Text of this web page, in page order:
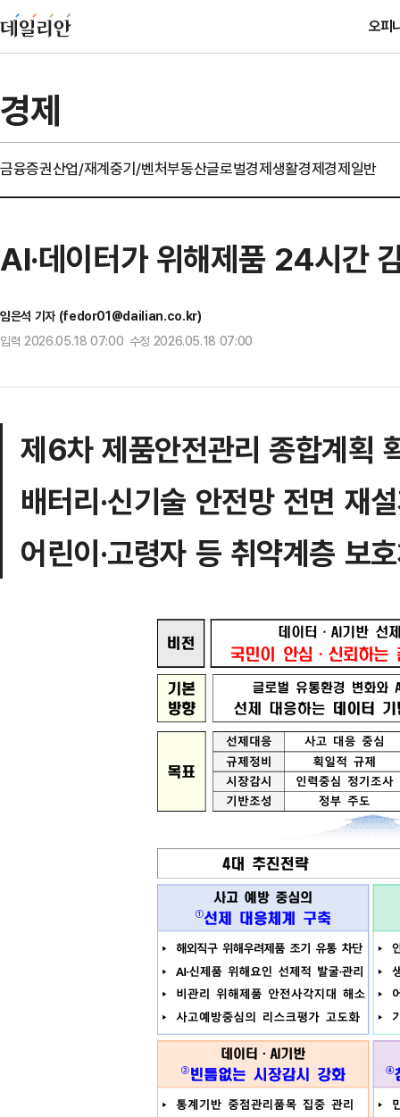
오피
경제
금융증권산업/재계중기/벤처부동산글로벌경제생활경제경제일반
AI·데이터가 위해제품 24시간
임은석 기자 (fedor01@dailian.co.kr)
입력 2026.05.18 07:00 수정 2026.05.18 07:00
제6차 제품안전관리 종합계획
배터리·신기술 안전망 전면 재
어린이·고령자 등 취약계층 보